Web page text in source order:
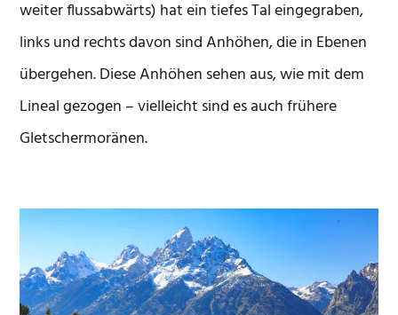
weiter flussabwärts) hat ein tiefes Tal eingegraben,
links und rechts davon sind Anhöhen, die in Ebenen
übergehen. Diese Anhöhen sehen aus, wie mit dem
Lineal gezogen – vielleicht sind es auch frühere
Gletschermoränen.